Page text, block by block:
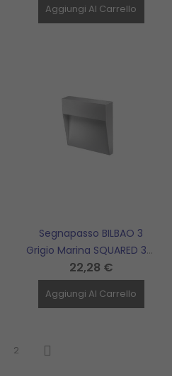
Aggiungi Al Carrello
Segnapasso BILBAO 3
Grigio Marina SQUARED 3W
Ip65 Cct Selezionabile
BOTLIGHTING - BILBAO3MQ
22,28 €
Aggiungi Al Carrello
2
Successivo